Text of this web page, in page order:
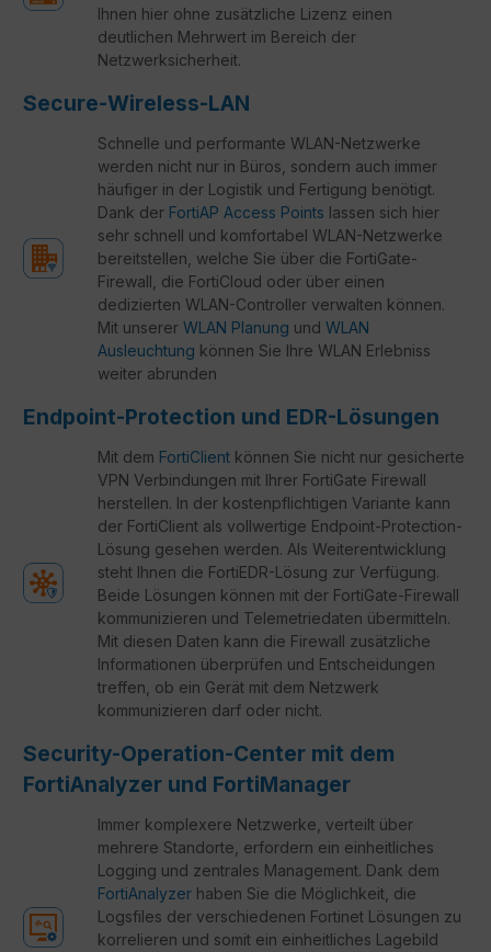
Ihnen hier ohne zusätzliche Lizenz einen
deutlichen Mehrwert im Bereich der
Netzwerksicherheit.
Secure-Wireless-LAN
Schnelle und performante WLAN-Netzwerke
werden nicht nur in Büros, sondern auch immer
häufiger in der Logistik und Fertigung benötigt.
Dank der FortiAP Access Points lassen sich hier
sehr schnell und komfortabel WLAN-Netzwerke
bereitstellen, welche Sie über die FortiGate-
Firewall, die FortiCloud oder über einen
dedizierten WLAN-Controller verwalten können.
Mit unserer WLAN Planung und WLAN
Ausleuchtung können Sie Ihre WLAN Erlebniss
weiter abrunden
Endpoint-Protection und EDR-Lösungen
Mit dem FortiClient können Sie nicht nur gesicherte
VPN Verbindungen mit Ihrer FortiGate Firewall
herstellen. In der kostenpflichtigen Variante kann
der FortiClient als vollwertige Endpoint-Protection-
Lösung gesehen werden. Als Weiterentwicklung
steht Ihnen die FortiEDR-Lösung zur Verfügung.
Beide Lösungen können mit der FortiGate-Firewall
kommunizieren und Telemetriedaten übermitteln.
Mit diesen Daten kann die Firewall zusätzliche
Informationen überprüfen und Entscheidungen
treffen, ob ein Gerät mit dem Netzwerk
kommunizieren darf oder nicht.
Security-Operation-Center mit dem
FortiAnalyzer und FortiManager
Immer komplexere Netzwerke, verteilt über
mehrere Standorte, erfordern ein einheitliches
Logging und zentrales Management. Dank dem
FortiAnalyzer haben Sie die Möglichkeit, die
Logsfiles der verschiedenen Fortinet Lösungen zu
korrelieren und somit ein einheitliches Lagebild